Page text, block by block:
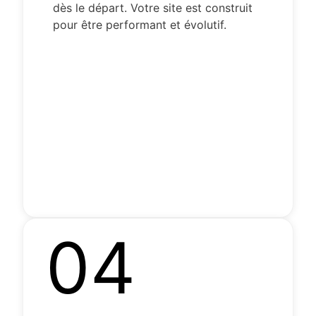
dès le départ. Votre site est construit
pour être performant et évolutif.
04